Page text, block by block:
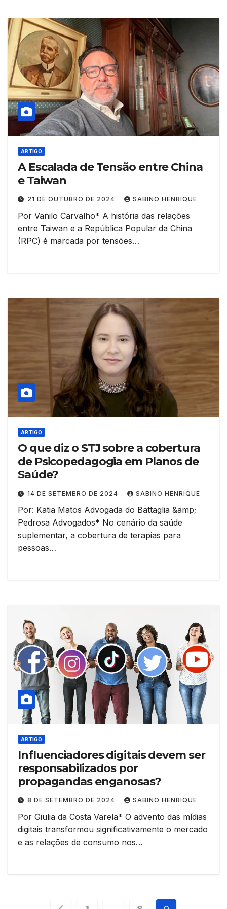
ARTIGO
A Escalada de Tensão entre China
e Taiwan
21 DE OUTUBRO DE 2024 SABINO HENRIQUE
Por Vanilo Carvalho* A história das relações
entre Taiwan e a República Popular da China
(RPC) é marcada por tensões…
ARTIGO
O que diz o STJ sobre a cobertura
de Psicopedagogia em Planos de
Saúde?
14 DE SETEMBRO DE 2024 SABINO HENRIQUE
Por: Katia Matos Advogada do Battaglia &amp;
Pedrosa Advogados* No cenário da saúde
suplementar, a cobertura de terapias para
pessoas…
ARTIGO
Influenciadores digitais devem ser
responsabilizados por
propagandas enganosas?
8 DE SETEMBRO DE 2024 SABINO HENRIQUE
Por Giulia da Costa Varela* O advento das mídias
digitais transformou significativamente o mercado
e as relações de consumo nos…